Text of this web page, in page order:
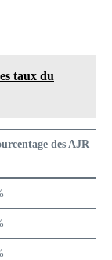
taux du
des AJR